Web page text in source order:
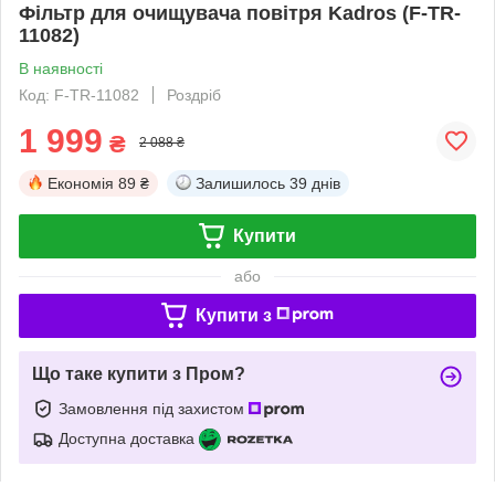
Фільтр для очищувача повітря Kadros (F-TR-
11082)
В наявності
Код: F-TR-11082
Роздріб
1 999 ₴ 2 088 ₴
Економія 89 ₴ Залишилось 39 днів
Купити
або
Купити з
Що таке купити з Пром?
Замовлення під захистом
Доступна доставка